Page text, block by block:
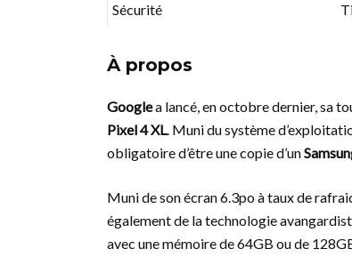
Sécurité
À propos
Googlea lancé, en octobre dernier, sa
Pixel 4 XL. Muni du système
obligatoire d’être une copie d’un
Muni de son écran 6.3po à taux de
également de la technologie
avec une mémoire de 64GB ou de